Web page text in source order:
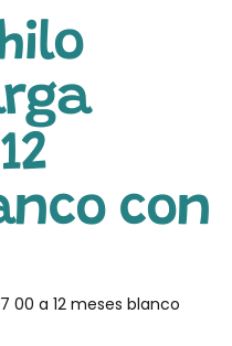
con
00 a 12 meses blanco